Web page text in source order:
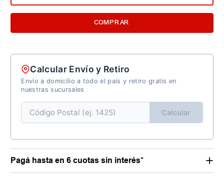
COMPRAR
Calcular Envío y Retiro
Envío a domicilio a todo el país y retiro gratis en
nuestras sucursales
Calcular
Pagá hasta en 6 cuotas sin interés*